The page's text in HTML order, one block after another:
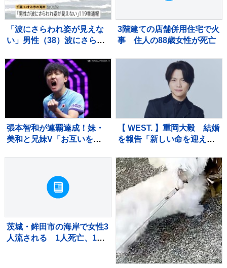
「波にさらわれ姿が見えな
い」男性（38）波にさらわ
散歩中 当時は波浪注意報
千葉・いすみ市
3階建ての店舗併用住宅で火
事 住人の88歳女性が死亡
張本智和が連覇達成！妹・
美和と兄妹V「お互いを信
【 WEST. 】重岡大毅 結婚
を報告「新しい命を迎えま
生きていこうと、覚悟を新
たにしています」【 報告全
文 】
茨城・鉾田市の海岸で女性3
人流される 1人死亡、1人